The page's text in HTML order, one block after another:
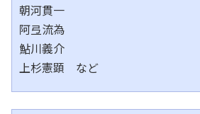
朝河貫一
阿弖流為
鮎川義介
上杉憲顕 など